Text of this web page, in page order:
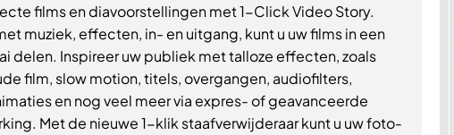
films en diavoorstellingen met 1-Click Video Story.
muziek, effecten, in- en uitgang, kunt u uw films in een
delen. Inspireer uw publiek met talloze effecten, zoals
film, slow motion, titels, overgangen, audiofilters,
en nog veel meer via expres- of geavanceerde
Met de nieuwe 1-klik staafverwijderaar kunt u uw foto-